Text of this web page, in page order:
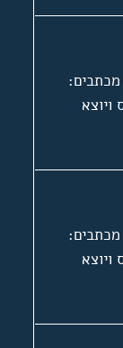
מכתבים:
ויוצא
מכתבים:
ויוצא